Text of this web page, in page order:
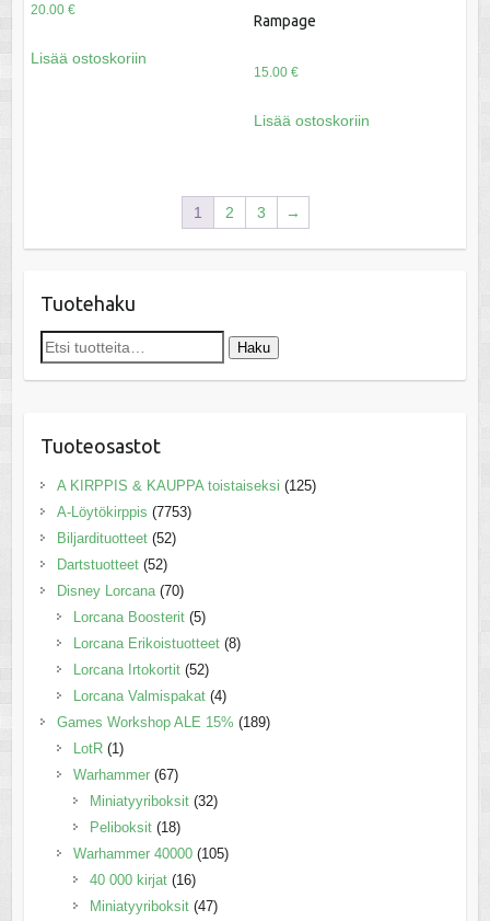
20.00 €
Lisää ostoskoriin
Rampage
15.00 €
Lisää ostoskoriin
1 2 3 →
Tuotehaku
Etsi: Haku
Tuoteosastot
A KIRPPIS & KAUPPA toistaiseksi (125)
A-Löytökirppis (7753)
Biljardituotteet (52)
Dartstuotteet (52)
Disney Lorcana (70)
Lorcana Boosterit (5)
Lorcana Erikoistuotteet (8)
Lorcana Irtokortit (52)
Lorcana Valmispakat (4)
Games Workshop ALE 15% (189)
LotR (1)
Warhammer (67)
Miniatyyriboksit (32)
Peliboksit (18)
Warhammer 40000 (105)
40 000 kirjat (16)
Miniatyyriboksit (47)